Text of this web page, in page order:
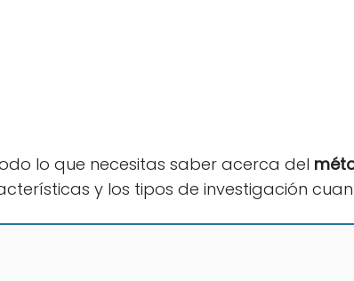
lo que necesitas saber acerca del
y los tipos de investigación